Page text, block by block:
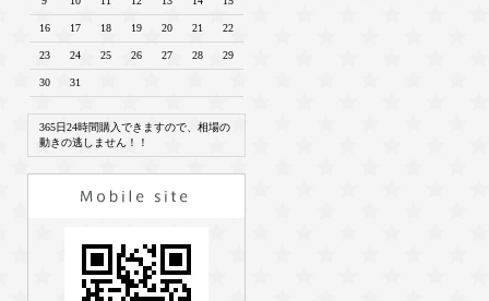
16 17 18 19 20 21 22
23 24 25 26 27 28 29
30 31
365日24時間購入できますので、相場の
動きの逃しません！！